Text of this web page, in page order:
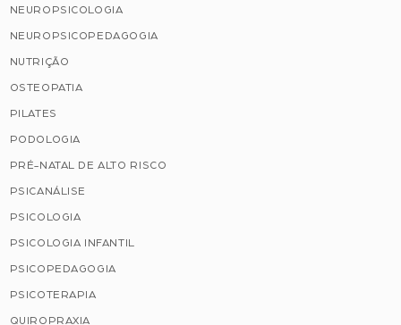
NEUROPSICOLOGIA
NEUROPSICOPEDAGOGIA
NUTRIÇÃO
OSTEOPATIA
PILATES
PODOLOGIA
PRÉ-NATAL DE ALTO RISCO
PSICANÁLISE
PSICOLOGIA
PSICOLOGIA INFANTIL
PSICOPEDAGOGIA
PSICOTERAPIA
QUIROPRAXIA